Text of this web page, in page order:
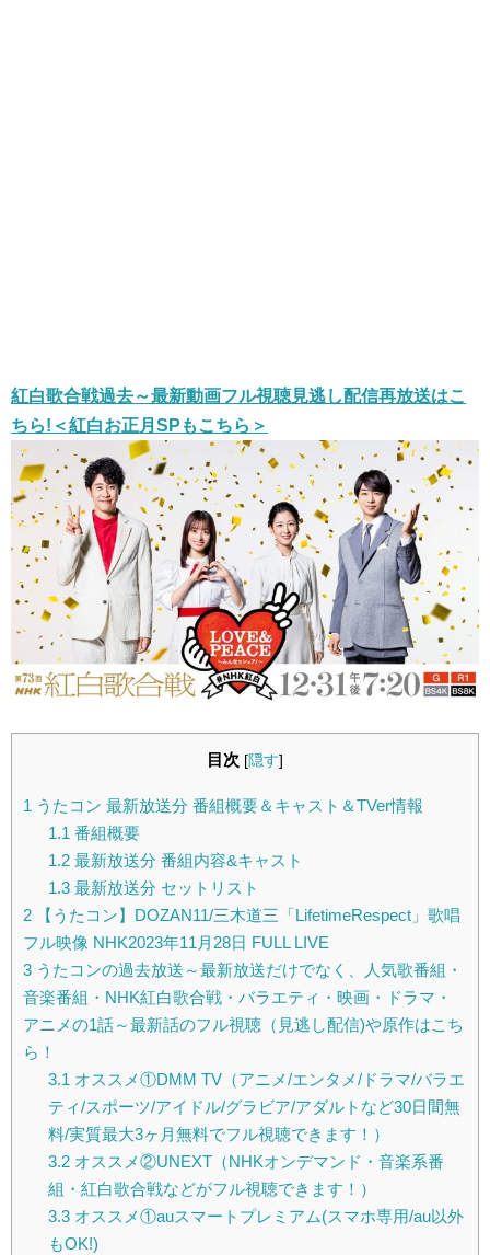
紅白歌合戦過去～最新動画フル視聴見逃し配信再放送はこ
ちら!＜紅白お正月SPもこちら＞
目次 [隠す]
1 うたコン 最新放送分 番組概要＆キャスト＆TVer情報
1.1 番組概要
1.2最新放送分 番組内容&キャスト
1.3最新放送分 セットリスト
2 【うたコン】DOZAN11/三木道三「LifetimeRespect」歌唱
フル映像 NHK2023年11月28日 FULL LIVE
3 うたコンの過去放送～最新放送だけでなく、人気歌番組・
音楽番組・NHK紅白歌合戦・バラエティ・映画・ドラマ・
アニメの1話～最新話のフル視聴（見逃し配信)や原作はこち
ら！
3.1 オススメ①DMM TV（アニメ/エンタメ/ドラマ/バラエ
ティ/スポーツ/アイドル/グラビア/アダルトなど30日間無
料/実質最大3ヶ月無料でフル視聴できます！）
3.2オススメ②UNEXT（NHKオンデマンド・音楽系番
組・紅白歌合戦などがフル視聴できます！）
3.3オススメ①auスマートプレミアム(スマホ専用/au以外
もOK!)